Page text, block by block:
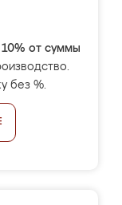
10% от суммы
без %.